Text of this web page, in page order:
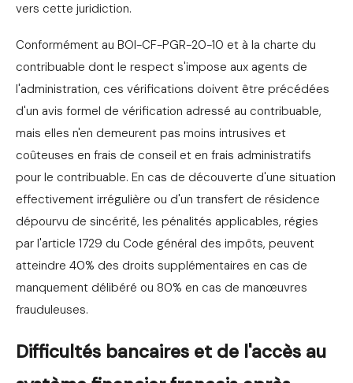
vers cette juridiction.
Conformément au BOI-CF-PGR-20-10 et à la charte du
contribuable dont le respect s'impose aux agents de
l'administration, ces vérifications doivent être précédées
d'un avis formel de vérification adressé au contribuable,
mais elles n'en demeurent pas moins intrusives et
coûteuses en frais de conseil et en frais administratifs
pour le contribuable. En cas de découverte d'une situation
effectivement irrégulière ou d'un transfert de résidence
dépourvu de sincérité, les pénalités applicables, régies
par l'article 1729 du Code général des impôts, peuvent
atteindre 40% des droits supplémentaires en cas de
manquement délibéré ou 80% en cas de manœuvres
frauduleuses.
Difficultés bancaires et de l'accès au